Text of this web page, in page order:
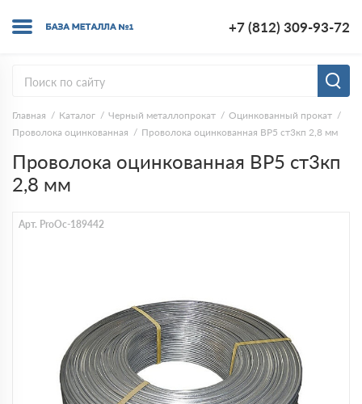
+7 (812) 309-93-72
Главная Каталог Черный металлопрокат
Оцинкованный прокат
Проволока оцинкованная
Проволока оцинкованная ВР5 ст3кп 2,8 мм
Проволока оцинкованная ВР5 ст3кп
2,8 мм
Арт. ProOc-189442